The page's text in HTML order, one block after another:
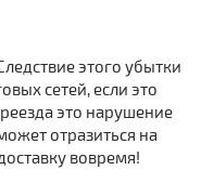
этого убытки
сетей, если это
это нарушение
отразиться на
вовремя!